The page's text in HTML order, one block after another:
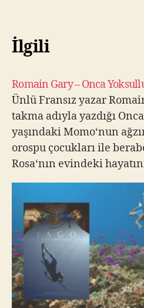
İlgili
Romain Gary – Onca
Ünlü Fransız yazar
takma adıyla yazdığı
yaşındaki Momo‘nun
orospu çocukları ile
Rosa‘nın evindeki
kullandığı dini,
ögelerle beraber özgün
en büyük kara mizah
olarak gösterilen…